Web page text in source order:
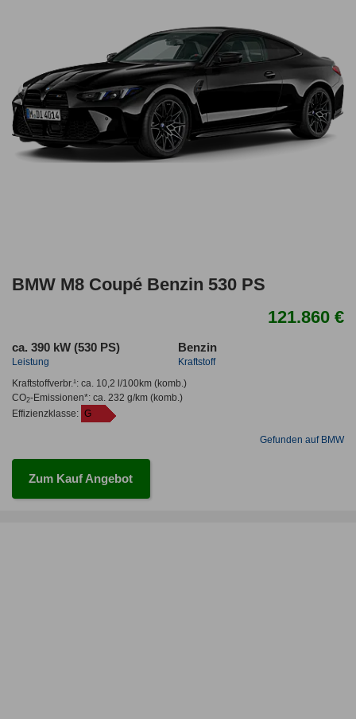
BMW M8 Coupé Benzin 530 PS
121.860 €
ca. 390 kW (530 PS)
Leistung
Benzin
Kraftstoff
Kraftstoffverbr.¹: ca. 10,2 l/100km(komb.)
CO2-Emissionen*: ca. 232 g/km(komb.)
Effizienzklasse: G
Gefunden auf BMW
Zum Kauf Angebot